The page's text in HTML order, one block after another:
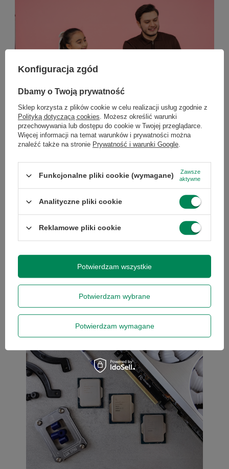
Komputer dla nauczyciela – jaki wybrać w 2026
roku?
Komputer to podstawowe narzędzie pracy każdego
nauczyciela. Powinien bez problemu obsługiwać e-
dziennik, pakiet biurowy, prezentacje oraz lekcje online.
Dla większości użytkowników najlepszym wyborem
będzie laptop z procesorem Intel Core i5 lub AMD Ryzen
5, 16 GB pamięci RAM i dyskiem SSD 512 GB. Coraz
większą popularnością cieszą się także komputery
wiele nowych modeli. W tym poradniku podpowiadamy,
na jakie parametry zwrócić uwagę oraz jaki komputer
najlepiej sprawdzi się w codziennej pracy nauczyciela.
Czytaj więcej
Konfiguracja zgód
Dbamy o Twoją prywatność
Sklep korzysta z plików cookie w celu realizacji usług zgodnie z
Polityką dotyczącą cookies. Możesz określić warunki
przechowywania lub dostępu do cookie w Twojej przeglądarce.
Więcej informacji na temat warunków i prywatności można
znaleźć także na stronie Prywatność i warunki Google.
Funkcjonalne pliki cookie (wymagane)
Zawsze
aktywne
Analityczne pliki cookie
Reklamowe pliki cookie
Potwierdzam wybrane
Potwierdzam wymagane
Potwierdzam wszystkie